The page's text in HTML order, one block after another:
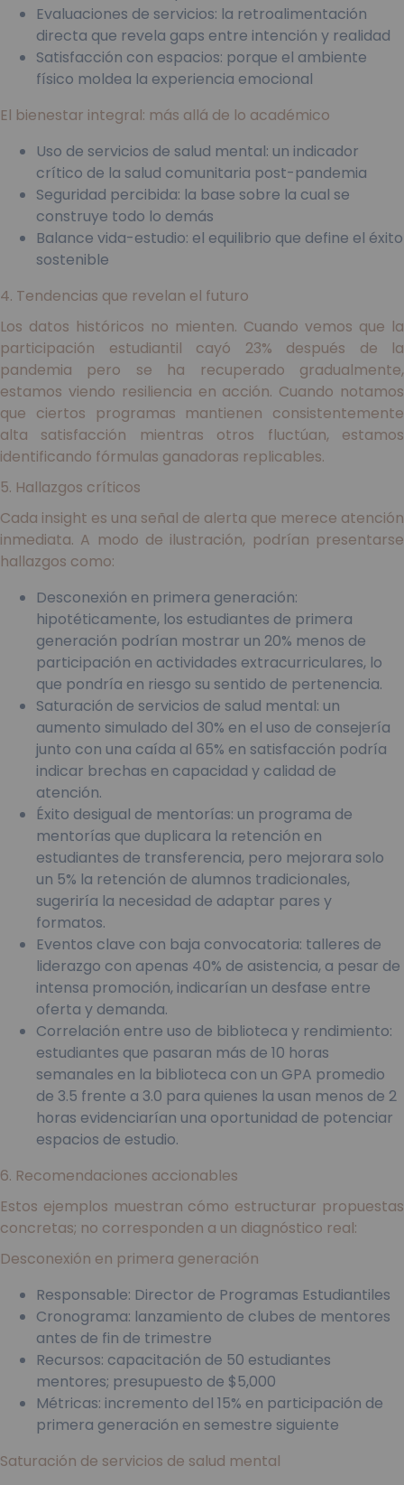
Evaluaciones de servicios: la retroalimentación
directa que revela gaps entre intención y realidad
Satisfacción con espacios: porque el ambiente
físico moldea la experiencia emocional
El bienestar integral: más allá de lo académico
Uso de servicios de salud mental: un indicador
crítico de la salud comunitaria post-pandemia
Seguridad percibida: la base sobre la cual se
construye todo lo demás
Balance vida-estudio: el equilibrio que define el éxito
sostenible
4. Tendencias que revelan el futuro
Los datos históricos no mienten. Cuando vemos que la
participación estudiantil cayó 23% después de la
pandemia pero se ha recuperado gradualmente,
estamos viendo resiliencia en acción. Cuando notamos
que ciertos programas mantienen consistentemente
alta satisfacción mientras otros fluctúan, estamos
identificando fórmulas ganadoras replicables.
5. Hallazgos críticos
Cada insight es una señal de alerta que merece atención
inmediata. A modo de ilustración, podrían presentarse
hallazgos como:
Desconexión en primera generación:
hipotéticamente, los estudiantes de primera
generación podrían mostrar un 20% menos de
participación en actividades extracurriculares, lo
que pondría en riesgo su sentido de pertenencia.
Saturación de servicios de salud mental: un
aumento simulado del 30% en el uso de consejería
junto con una caída al 65% en satisfacción podría
indicar brechas en capacidad y calidad de
atención.
Éxito desigual de mentorías: un programa de
mentorías que duplicara la retención en
estudiantes de transferencia, pero mejorara solo
un 5% la retención de alumnos tradicionales,
sugeriría la necesidad de adaptar pares y
formatos.
Eventos clave con baja convocatoria: talleres de
liderazgo con apenas 40% de asistencia, a pesar de
intensa promoción, indicarían un desfase entre
oferta y demanda.
Correlación entre uso de biblioteca y rendimiento:
estudiantes que pasaran más de 10 horas
semanales en la biblioteca con un GPA promedio
de 3.5 frente a 3.0 para quienes la usan menos de 2
horas evidenciarían una oportunidad de potenciar
espacios de estudio.
6. Recomendaciones accionables
Estos ejemplos muestran cómo estructurar propuestas
concretas; no corresponden a un diagnóstico real:
Desconexión en primera generación
Responsable: Director de Programas Estudiantiles
Cronograma: lanzamiento de clubes de mentores
antes de fin de trimestre
Recursos: capacitación de 50 estudiantes
mentores; presupuesto de $5,000
Métricas: incremento del 15% en participación de
primera generación en semestre siguiente
Saturación de servicios de salud mental